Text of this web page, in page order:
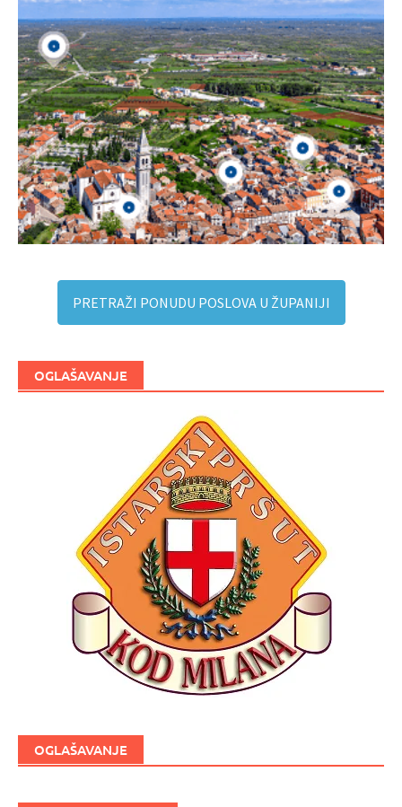
PRETRAŽI PONUDU POSLOVA U ŽUPANIJI
OGLAŠAVANJE
OGLAŠAVANJE